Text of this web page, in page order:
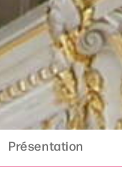
Présentation